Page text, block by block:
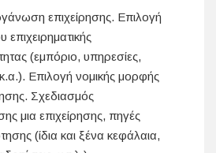
επιχείρησης. Επιλογή
επιχειρηματικής
(εμπόριο, υπηρεσίες,
Επιλογή νομικής μορφής
Σχεδιασμός
μια επιχείρησης, πηγές
(ίδια και ξένα κεφάλαια,